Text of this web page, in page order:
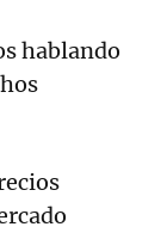
hablando